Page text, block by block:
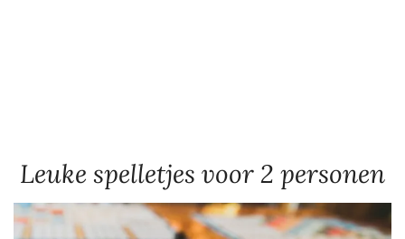
Leuke spelletjes voor 2 personen